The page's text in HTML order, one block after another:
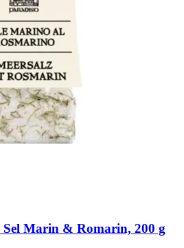
Sel Marin & Romarin, 200 g